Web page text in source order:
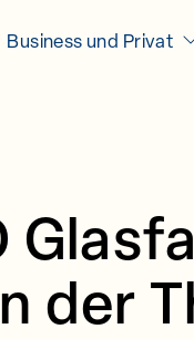
Business und Privat
der